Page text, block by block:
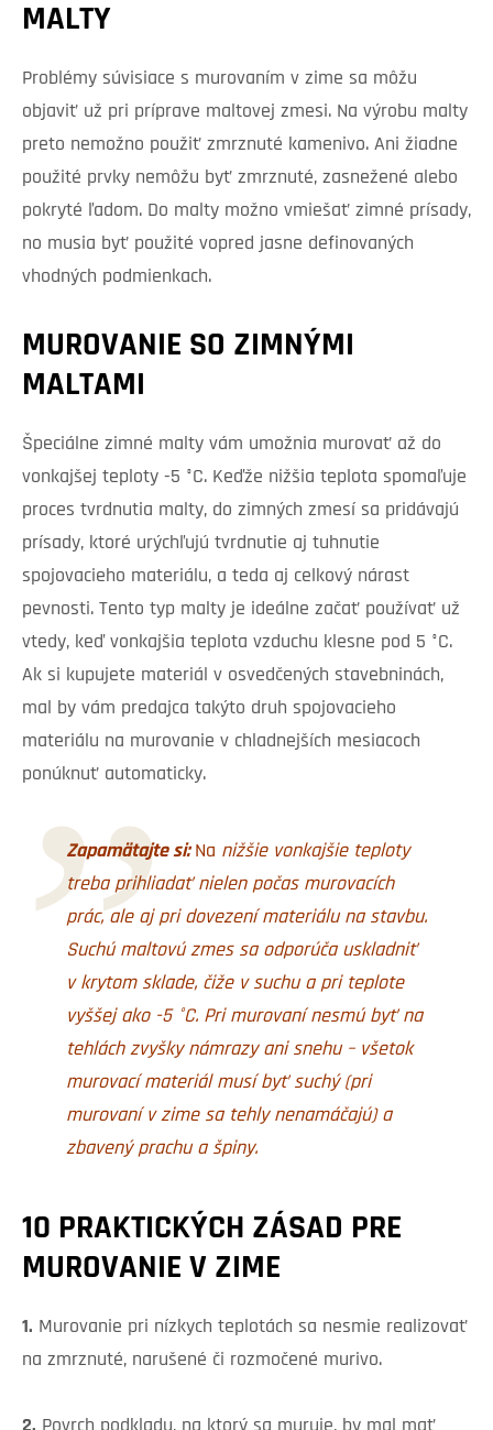
MALTY
Problémy súvisiace s murovaním v zime sa môžu
objaviť už pri príprave maltovej zmesi. Na výrobu malty
preto nemožno použiť zmrznuté kamenivo. Ani žiadne
použité prvky nemôžu byť zmrznuté, zasnežené alebo
pokryté ľadom. Do malty možno vmiešať zimné prísady,
no musia byť použité vopred jasne definovaných
vhodných podmienkach.
MUROVANIE SO ZIMNÝMI
MALTAMI
Špeciálne zimné malty vám umožnia murovať až do
vonkajšej teploty -5 °C. Keďže nižšia teplota spomaľuje
proces tvrdnutia malty, do zimných zmesí sa pridávajú
prísady, ktoré urýchľujú tvrdnutie aj tuhnutie
spojovacieho materiálu, a teda aj celkový nárast
pevnosti. Tento typ malty je ideálne začať používať už
vtedy, keď vonkajšia teplota vzduchu klesne pod 5 °C.
Ak si kupujete materiál v osvedčených stavebninách,
mal by vám predajca takýto druh spojovacieho
materiálu na murovanie v chladnejších mesiacoch
ponúknuť automaticky.
Zapamätajte si:Na nižšie vonkajšie teploty
treba prihliadať nielen počas murovacích
prác, ale aj pri dovezení materiálu na stavbu.
Suchú maltovú zmes sa odporúča uskladniť
v krytom sklade, čiže v suchu a pri teplote
vyššej ako -5 °C. Pri murovaní nesmú byť na
tehlách zvyšky námrazy ani snehu – všetok
murovací materiál musí byť suchý (pri
murovaní v zime sa tehly nenamáčajú) a
zbavený prachu a špiny.
10 PRAKTICKÝCH ZÁSAD PRE
MUROVANIE V ZIME
1. Murovanie pri nízkych teplotách sa nesmie realizovať
na zmrznuté, narušené či rozmočené murivo.